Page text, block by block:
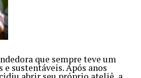
que sempre teve um
sustentáveis. Após anos